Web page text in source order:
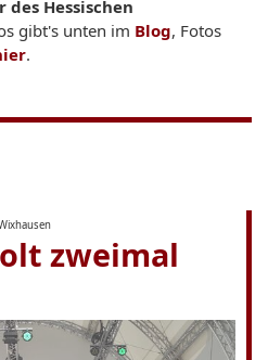
des Hessischen
gibt's unten im Blog, Fotos
.
zweimal